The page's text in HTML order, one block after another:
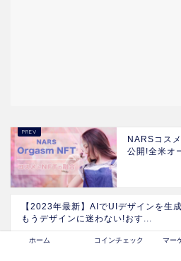
NARSコス
公開!全米オ
【2023年最新】AIでUIデザインを生
もうデザインに迷わない!おす...
ホーム コインチェック
マー